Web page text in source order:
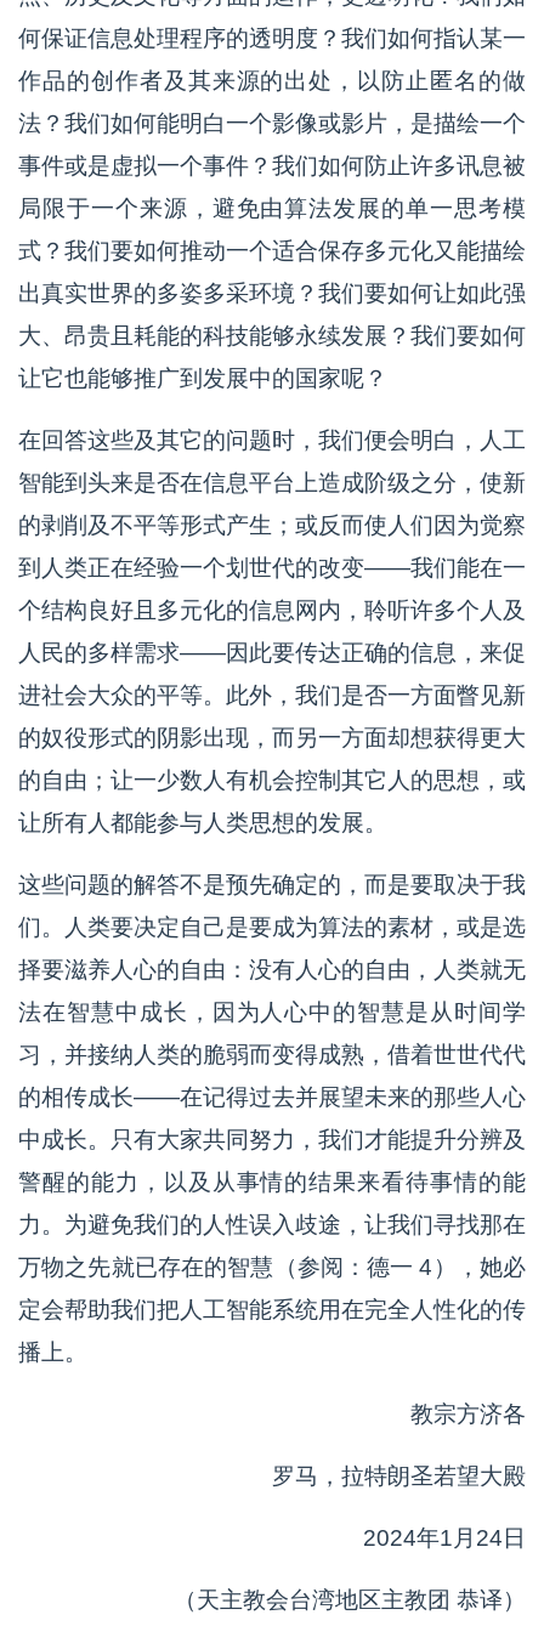
何保证信息处理程序的透明度？我们如何指认某一
作品的创作者及其来源的出处，以防止匿名的做
法？我们如何能明白一个影像或影片，是描绘一个
事件或是虚拟一个事件？我们如何防止许多讯息被
局限于一个来源，避免由算法发展的单一思考模
式？我们要如何推动一个适合保存多元化又能描绘
出真实世界的多姿多采环境？我们要如何让如此强
大、昂贵且耗能的科技能够永续发展？我们要如何
让它也能够推广到发展中的国家呢？
在回答这些及其它的问题时，我们便会明白，人工
智能到头来是否在信息平台上造成阶级之分，使新
的剥削及不平等形式产生；或反而使人们因为觉察
到人类正在经验一个划世代的改变——我们能在一
个结构良好且多元化的信息网内，聆听许多个人及
人民的多样需求——因此要传达正确的信息，来促
进社会大众的平等。此外，我们是否一方面瞥见新
的奴役形式的阴影出现，而另一方面却想获得更大
的自由；让一少数人有机会控制其它人的思想，或
让所有人都能参与人类思想的发展。
这些问题的解答不是预先确定的，而是要取决于我
们。人类要决定自己是要成为算法的素材，或是选
择要滋养人心的自由：没有人心的自由，人类就无
法在智慧中成长，因为人心中的智慧是从时间学
习，并接纳人类的脆弱而变得成熟，借着世世代代
的相传成长——在记得过去并展望未来的那些人心
中成长。只有大家共同努力，我们才能提升分辨及
警醒的能力，以及从事情的结果来看待事情的能
力。为避免我们的人性误入歧途，让我们寻找那在
万物之先就已存在的智慧（参阅：德一 4），她必
定会帮助我们把人工智能系统用在完全人性化的传
播上。
教宗方济各
罗马，拉特朗圣若望大殿
2024年1月24日
（天主教会台湾地区主教团 恭译）